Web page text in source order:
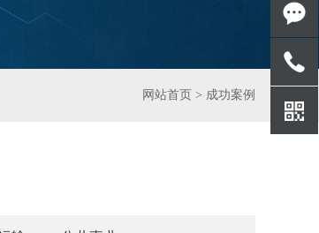
网站首页 > 成功案例
通
在线沟
通
百度商
400-